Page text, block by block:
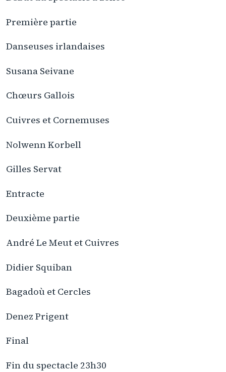
Première partie
Danseuses irlandaises
Susana Seivane
Chœurs Gallois
Cuivres et Cornemuses
Nolwenn Korbell
Gilles Servat
Entracte
Deuxième partie
André Le Meut et Cuivres
Didier Squiban
Bagadoù et Cercles
Denez Prigent
Final
Fin du spectacle 23h30